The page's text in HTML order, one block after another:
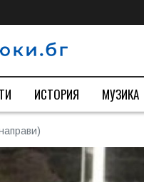
ИСТОРИЯ МУЗИКА